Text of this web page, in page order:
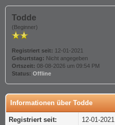
Todde
(Beginner)
Registriert seit: 12-01-2021
Geburtstag: Nicht angegeben
Ortszeit: 08-08-2026 um 09:54 PM
Status: Offline
Informationen über Todde
Registriert seit:
12-01-2021